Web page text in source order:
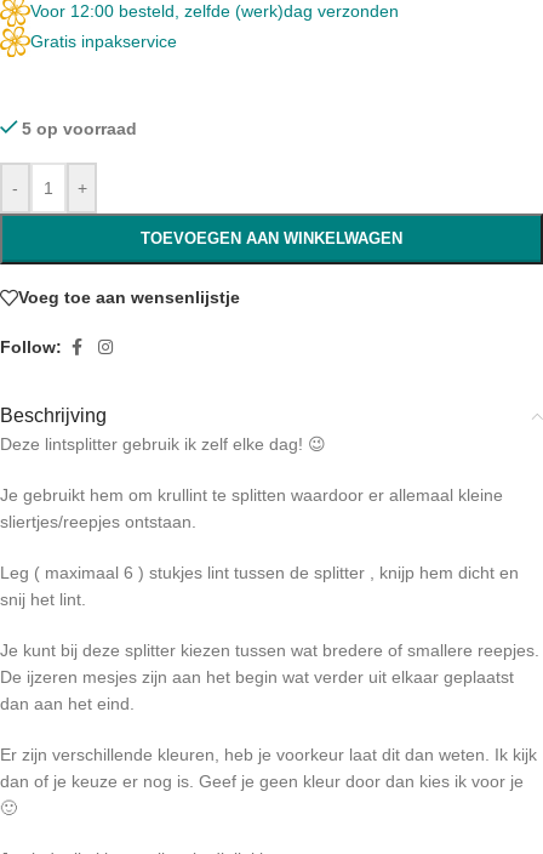
Voor 12:00 besteld, zelfde (werk)dag verzonden
Gratis inpakservice
5 op voorraad
- +
TOEVOEGEN AAN WINKELWAGEN
Voeg toe aan wensenlijstje
Follow:
Beschrijving
Deze lintsplitter gebruik ik zelf elke dag! 😉
Je gebruikt hem om krullint te splitten waardoor er allemaal kleine
sliertjes/reepjes ontstaan.
Leg ( maximaal 6 ) stukjes lint tussen de splitter , knijp hem dicht en
snij het lint.
Je kunt bij deze splitter kiezen tussen wat bredere of smallere reepjes.
De ijzeren mesjes zijn aan het begin wat verder uit elkaar geplaatst
dan aan het eind.
Er zijn verschillende kleuren, heb je voorkeur laat dit dan weten. Ik kijk
dan of je keuze er nog is. Geef je geen kleur door dan kies ik voor je
🙂